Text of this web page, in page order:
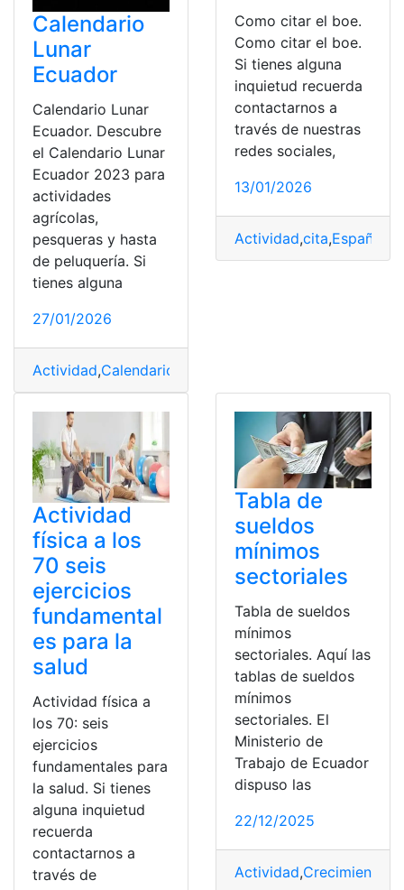
Calendario
Lunar
Ecuador
Calendario Lunar
Ecuador. Descubre
el Calendario Lunar
Ecuador 2023 para
actividades
agrícolas,
pesqueras y hasta
de peluquería. Si
tienes alguna
27/01/2026
Actividad,Calendario
Como citar el boe.
Como citar el boe.
Si tienes alguna
inquietud recuerda
contactarnos a
través de nuestras
redes sociales,
13/01/2026
Actividad,cita,España
Actividad
física a los
70 seis
ejercicios
fundamental
es para la
salud
Actividad física a
los 70: seis
ejercicios
fundamentales para
la salud. Si tienes
alguna inquietud
recuerda
contactarnos a
través de
Tabla de
sueldos
mínimos
sectoriales
Tabla de sueldos
mínimos
sectoriales. Aquí las
tablas de sueldos
mínimos
sectoriales. El
Ministerio de
Trabajo de Ecuador
dispuso las
22/12/2025
Actividad,Crecimiento